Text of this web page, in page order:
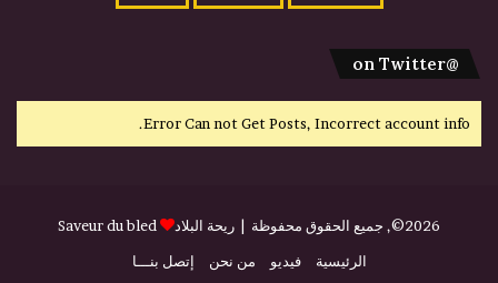
@on Twitter
Error Can not Get Posts, Incorrect account info.
2026©, جميع الحقوق محفوظة | ريحة البلاد
Saveur du bled
الرئيسية
فيديو من نحن إتصل بنـــا